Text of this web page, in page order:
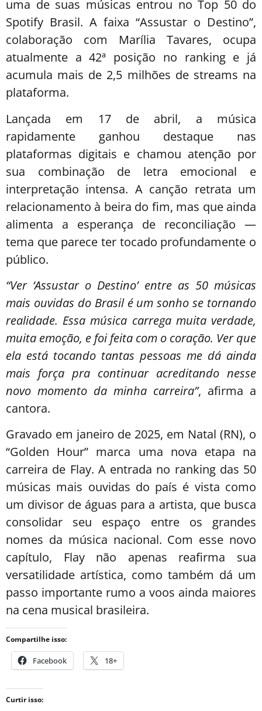
uma de suas músicas entrou no Top 50 do
Spotify Brasil. A faixa “Assustar o Destino”,
colaboração com Marília Tavares, ocupa
atualmente a 42ª posição no ranking e já
acumula mais de 2,5 milhões de streams na
plataforma.
Lançada em 17 de abril, a música
rapidamente ganhou destaque nas
plataformas digitais e chamou atenção por
sua combinação de letra emocional e
interpretação intensa. A canção retrata um
relacionamento à beira do fim, mas que ainda
alimenta a esperança de reconciliação —
tema que parece ter tocado profundamente o
público.
“Ver ‘Assustar o Destino’ entre as 50 músicas
mais ouvidas do Brasil é um sonho se tornando
realidade. Essa música carrega muita verdade,
muita emoção, e foi feita com o coração. Ver que
ela está tocando tantas pessoas me dá ainda
mais força pra continuar acreditando nesse
novo momento da minha carreira”, afirma a
cantora.
Gravado em janeiro de 2025, em Natal (RN), o
“Golden Hour” marca uma nova etapa na
carreira de Flay. A entrada no ranking das 50
músicas mais ouvidas do país é vista como
um divisor de águas para a artista, que busca
consolidar seu espaço entre os grandes
nomes da música nacional. Com esse novo
capítulo, Flay não apenas reafirma sua
versatilidade artística, como também dá um
passo importante rumo a voos ainda maiores
na cena musical brasileira.
Compartilhe isso:
Facebook 18+
Curtir isso: